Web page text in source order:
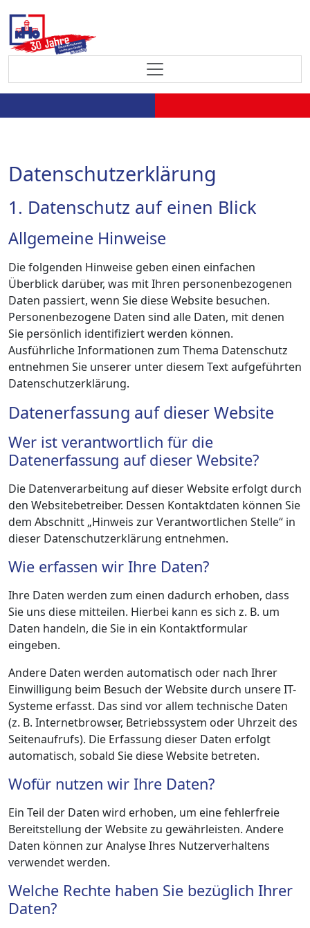
Datenschutzerklärung
1. Datenschutz auf einen Blick
Allgemeine Hinweise
Die folgenden Hinweise geben einen einfachen
Überblick darüber, was mit Ihren personenbezogenen
Daten passiert, wenn Sie diese Website besuchen.
Personenbezogene Daten sind alle Daten, mit denen
Sie persönlich identifiziert werden können.
Ausführliche Informationen zum Thema Datenschutz
entnehmen Sie unserer unter diesem Text aufgeführten
Datenschutzerklärung.
Datenerfassung auf dieser Website
Wer ist verantwortlich für die
Datenerfassung auf dieser Website?
Die Datenverarbeitung auf dieser Website erfolgt durch
den Websitebetreiber. Dessen Kontaktdaten können Sie
dem Abschnitt „Hinweis zur Verantwortlichen Stelle“ in
dieser Datenschutzerklärung entnehmen.
Wie erfassen wir Ihre Daten?
Ihre Daten werden zum einen dadurch erhoben, dass
Sie uns diese mitteilen. Hierbei kann es sich z. B. um
Daten handeln, die Sie in ein Kontaktformular
eingeben.
Andere Daten werden automatisch oder nach Ihrer
Einwilligung beim Besuch der Website durch unsere IT-
Systeme erfasst. Das sind vor allem technische Daten
(z. B. Internetbrowser, Betriebssystem oder Uhrzeit des
Seitenaufrufs). Die Erfassung dieser Daten erfolgt
automatisch, sobald Sie diese Website betreten.
Wofür nutzen wir Ihre Daten?
Ein Teil der Daten wird erhoben, um eine fehlerfreie
Bereitstellung der Website zu gewährleisten. Andere
Daten können zur Analyse Ihres Nutzerverhaltens
verwendet werden.
Welche Rechte haben Sie bezüglich Ihrer
Daten?